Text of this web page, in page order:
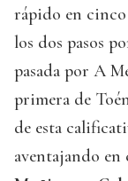
rápido en cinco
los dos pasos
pasada por A
primera de
de esta
aventajando